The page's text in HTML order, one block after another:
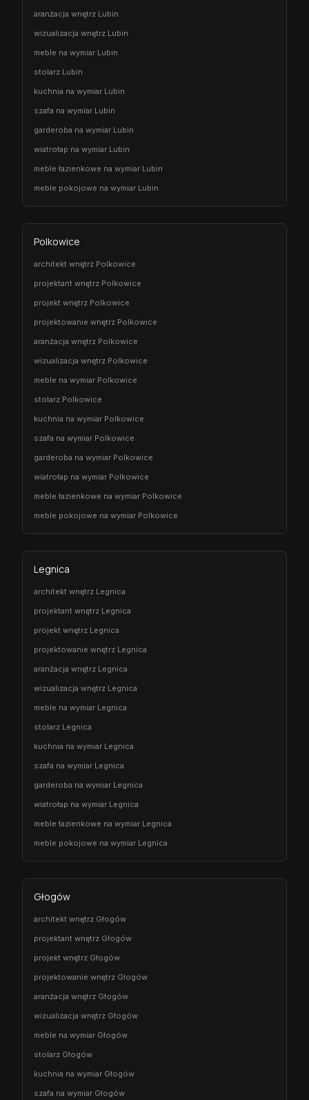
aranżacja wnętrz Lubin
wizualizacja wnętrz Lubin
meble na wymiar Lubin
stolarz Lubin
kuchnia na wymiar Lubin
szafa na wymiar Lubin
garderoba na wymiar Lubin
wiatrołap na wymiar Lubin
meble łazienkowe na wymiar Lubin
meble pokojowe na wymiar Lubin
Polkowice
architekt wnętrz Polkowice
projektant wnętrz Polkowice
projekt wnętrz Polkowice
projektowanie wnętrz Polkowice
aranżacja wnętrz Polkowice
wizualizacja wnętrz Polkowice
meble na wymiar Polkowice
stolarz Polkowice
kuchnia na wymiar Polkowice
szafa na wymiar Polkowice
garderoba na wymiar Polkowice
wiatrołap na wymiar Polkowice
meble łazienkowe na wymiar Polkowice
meble pokojowe na wymiar Polkowice
Legnica
architekt wnętrz Legnica
projektant wnętrz Legnica
projekt wnętrz Legnica
projektowanie wnętrz Legnica
aranżacja wnętrz Legnica
wizualizacja wnętrz Legnica
meble na wymiar Legnica
stolarz Legnica
kuchnia na wymiar Legnica
szafa na wymiar Legnica
garderoba na wymiar Legnica
wiatrołap na wymiar Legnica
meble łazienkowe na wymiar Legnica
meble pokojowe na wymiar Legnica
Głogów
architekt wnętrz Głogów
projektant wnętrz Głogów
projekt wnętrz Głogów
projektowanie wnętrz Głogów
aranżacja wnętrz Głogów
wizualizacja wnętrz Głogów
meble na wymiar Głogów
stolarz Głogów
kuchnia na wymiar Głogów
szafa na wymiar Głogów